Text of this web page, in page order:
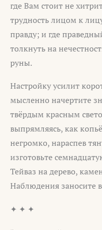
где Вам стоит не
трудность лицом к
правду; и где
толкнуть на
руны.
Настройку усилит
мысленно начертите
твёрдым красным
выпрямляясь, как
негромко, нараспев
изготовьте
Тейваз на дерево,
Наблюдения заносите
✦ ✦ ✦